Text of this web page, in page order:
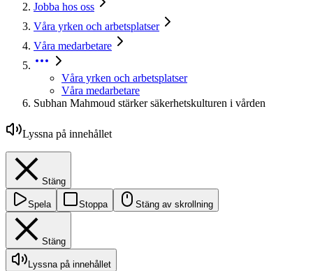
Jobba hos oss
Våra yrken och arbetsplatser
Våra medarbetare
Våra yrken och arbetsplatser
Våra medarbetare
Subhan Mahmoud stärker säkerhetskulturen i vården
Lyssna på innehållet
Stäng
Spela Stoppa Stäng av skrollning
Stäng
Lyssna på innehållet